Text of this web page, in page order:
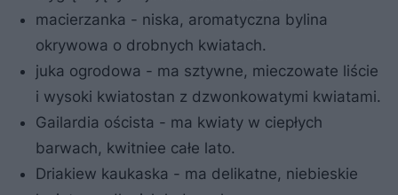
macierzanka - niska, aromatyczna bylina
okrywowa o drobnych kwiatach.
juka ogrodowa - ma sztywne, mieczowate liście
i wysoki kwiatostan z dzwonkowatymi kwiatami.
Gailardia oścista - ma kwiaty w ciepłych
barwach, kwitniee całe lato.
Driakiew kaukaska - ma delikatne, niebieskie